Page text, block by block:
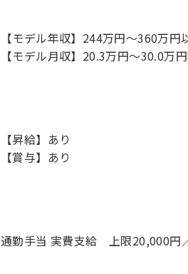
【モデル年収】244万円〜360万円
【モデル月収】20.3万円〜30.0万
【昇給】あり
【賞与】あり
通勤手当 実費支給 上限20,000円